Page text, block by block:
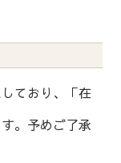
ており、「在
。予めご了承